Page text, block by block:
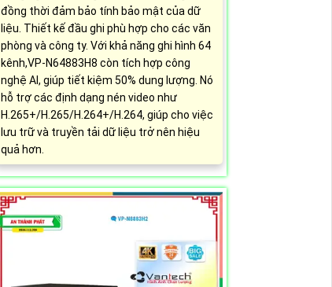
đồng thời đảm bảo tính bảo mật của dữ
liệu. Thiết kế đầu ghi phù hợp cho các văn
phòng và công ty. Với khả năng ghi hình 64
kênh,VP-N64883H8 còn tích hợp công
nghệ AI, giúp tiết kiệm 50% dung lượng. Nó
hỗ trợ các định dạng nén video như
H.265+/H.265/H.264+/H.264, giúp cho việc
lưu trữ và truyền tải dữ liệu trở nên hiệu
quả hơn.